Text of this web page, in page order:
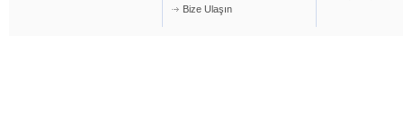
Bize Ulaşın